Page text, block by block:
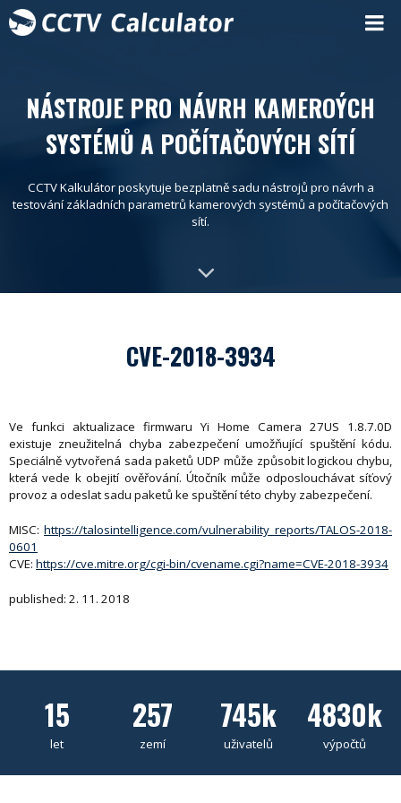
NÁSTROJE PRO NÁVRH KAMEROÝCH
SYSTÉMŮ A POČÍTAČOVÝCH SÍTÍ
CCTV Kalkulátor poskytuje bezplatně sadu nástrojů pro návrh a
testování základních parametrů kamerových systémů a počítačových
sítí.
CVE-2018-3934
Ve funkci aktualizace firmwaru Yi Home Camera 27US 1.8.7.0D
existuje zneužitelná chyba zabezpečení umožňující spuštění kódu.
Speciálně vytvořená sada paketů UDP může způsobit logickou chybu,
která vede k obejití ověřování. Útočník může odposlouchávat síťový
provoz a odeslat sadu paketů ke spuštění této chyby zabezpečení.
MISC: https://talosintelligence.com/vulnerability_reports/TALOS-2018-
0601
CVE: https://cve.mitre.org/cgi-bin/cvename.cgi?name=CVE-2018-3934
published: 2. 11. 2018
15
let
257
zemí
745k
uživatelů
4830k
výpočtů